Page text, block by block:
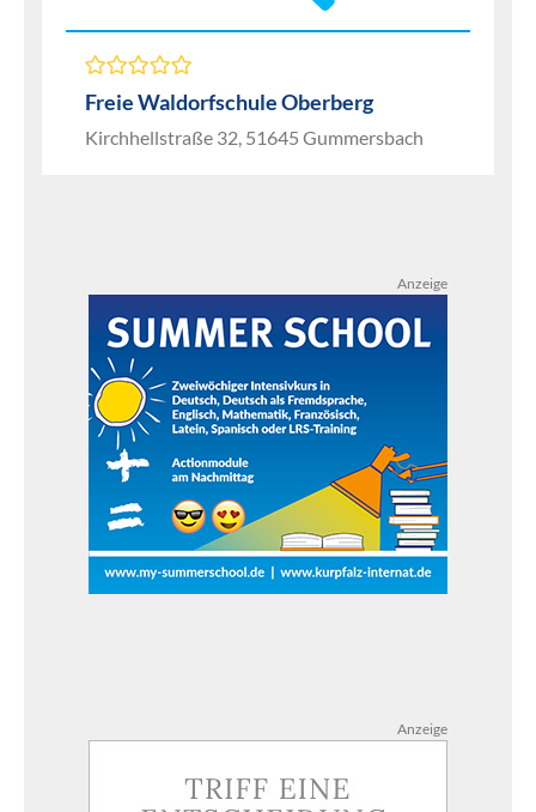
Freie Waldorfschule Oberberg
Kirchhellstraße 32, 51645 Gummersbach
Anzeige
Anzeige